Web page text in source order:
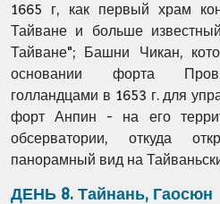
1665 г, как первый храм
Тайване и больше
Тайване"; Башни Чикан,
основании форта
голландцами в 1653 г. для
форт Анпин - на его
обсерватории, откуда
панорамный вид на
ДЕНЬ 8. Тайнань, Гаосюн